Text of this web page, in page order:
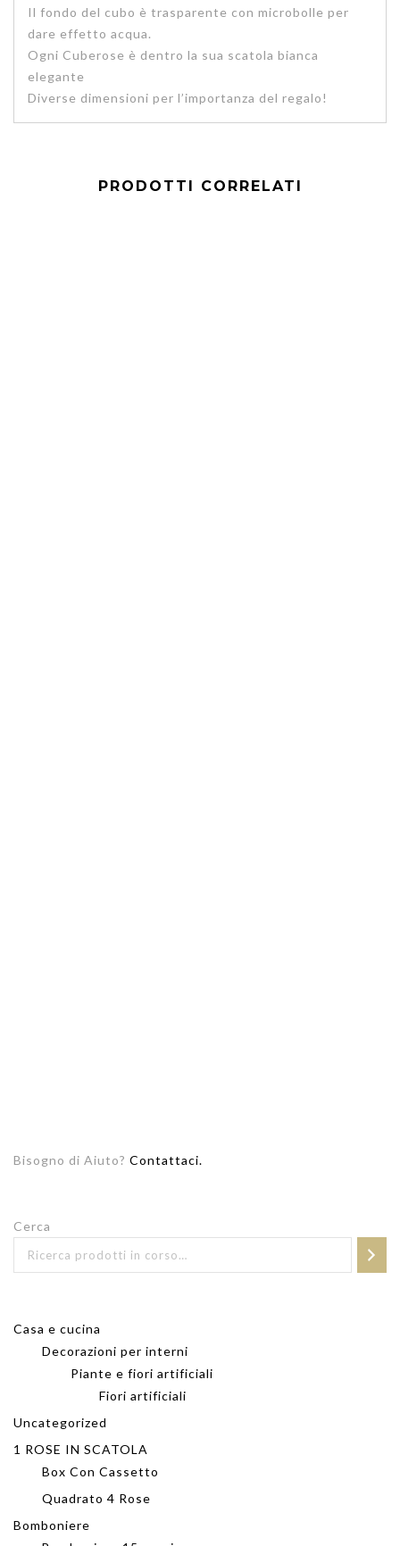
Il fondo del cubo è trasparente con microbolle per
dare effetto acqua.
Ogni Cuberose è dentro la sua scatola bianca
elegante
Diverse dimensioni per l’importanza del regalo!
PRODOTTI CORRELATI
Bisogno di Aiuto? Contattaci.
Cerca
Casa e cucina
Decorazioni per interni
Piante e fiori artificiali
Fiori artificiali
Uncategorized
1 ROSE IN SCATOLA
Box Con Cassetto
Quadrato 4 Rose
Bomboniere